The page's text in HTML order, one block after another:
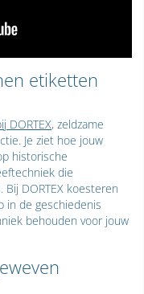
etiketten
DORTEX, zeldzame
Je ziet hoe jouw
historische
die
DORTEX koesteren
in de geschiedenis
behouden voor jouw